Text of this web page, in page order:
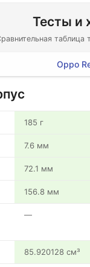
Тесты и
таблица
Oppo
185 г
7.6 мм
72.1 мм
156.8 мм
—
85.920128 см³